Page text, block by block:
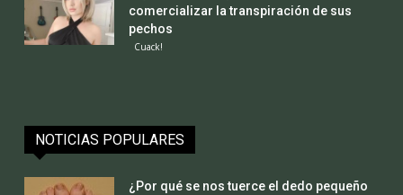
comercializar la transpiración de sus
pechos
Cuack!
NOTICIAS POPULARES
¿Por qué se nos tuerce el dedo pequeño